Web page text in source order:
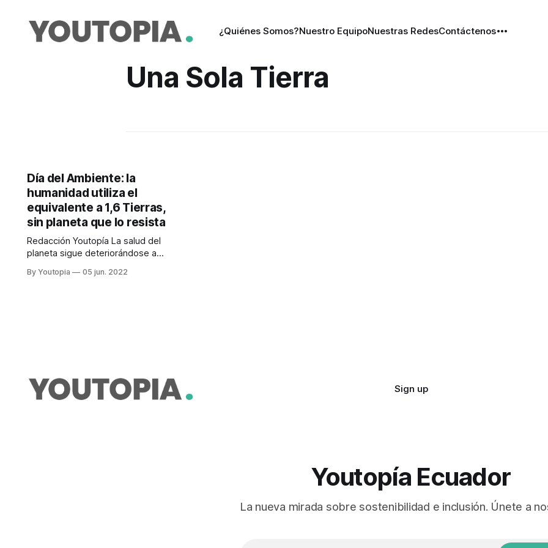
¿Quiénes Somos?Nuestro EquipoNuestras RedesContáctenos
Una Sola Tierra
Día del Ambiente: la
humanidad utiliza el
equivalente a 1,6 Tierras,
sin planeta que lo resista
Redacción Youtopía La salud del
planeta sigue deteriorándose a
del Secretario General de la ONU,
By Youtopia 05 jun. 2022
Sign up
Youtopía Ecuador
La nueva mirada sobre sostenibilidad e inclusión. Únete a